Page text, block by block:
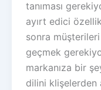
tanıması
ayırt edici
sonra
geçmek
markanıza bir
dilini klişelerden